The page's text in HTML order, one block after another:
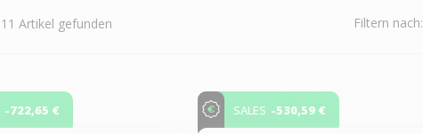
11 Artikel gefunden Filtern nach:
-722,65 € SALES -530,59 €